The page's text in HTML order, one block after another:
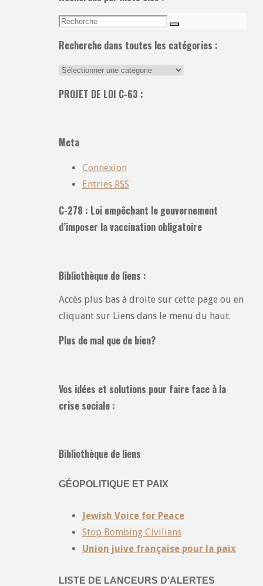
Recherche
Recherche
Recherche dans toutes les catégories :
Recherche
toutes
PROJET DE LOI C-63 :
Meta
Connexion
Entries RSS
C-278 : Loi empêchant le gouvernement
d’imposer la vaccination obligatoire
Bibliothèque de liens :
Accès plus bas à droite sur cette page ou en
cliquant sur Liens dans le menu du haut.
Plus de mal que de bien?
Vos idées et solutions pour faire face à la
crise sociale :
Bibliothèque de liens
GÉOPOLITIQUE ET PAIX
Jewish Voice for Peace
Stop Bombing Civilians
Union juive française pour la paix
LISTE DE LANCEURS D'ALERTES